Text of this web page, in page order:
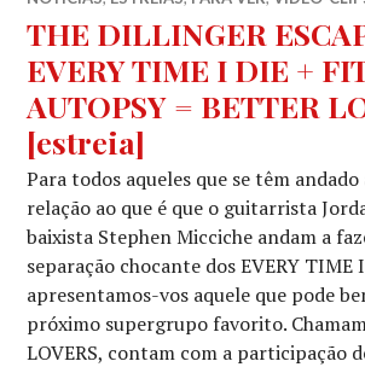
THE DILLINGER
EVERY TIME I DIE +
AUTOPSY = BETTER
[estreia]
Para todos aqueles que se têm
relação ao que é que o guitarrista
baixista Stephen Micciche andam a
separação chocante dos EVERY TIME
apresentamos-vos aquele que pode
próximo supergrupo favorito.
LOVERS, contam com a participação